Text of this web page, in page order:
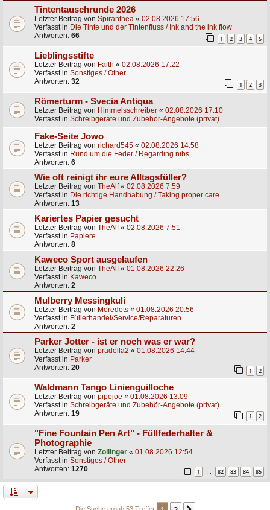
Tintentauschrunde 2026
Letzter Beitrag von Spiranthea « 02.08.2026 17:56
Verfasst in Die Tinte und der Tintenfluss / Ink and the ink flow
Antworten: 66 1 2 3 4 5
Lieblingsstifte
Letzter Beitrag von Faith « 02.08.2026 17:22
Verfasst in Sonstiges / Other
Antworten: 32 1 2 3
Römerturm - Svecia Antiqua
Letzter Beitrag von Himmelsschreiber « 02.08.2026 17:10
Verfasst in Schreibgeräte und Zubehör-Angebote (privat)
Fake-Seite Jowo
Letzter Beitrag von richard545 « 02.08.2026 14:58
Verfasst in Rund um die Feder / Regarding nibs
Antworten: 6
Wie oft reinigt ihr eure Alltagsfüller?
Letzter Beitrag von TheAlf« 02.08.2026 7:59
Verfasst in Die richtige Handhabung / Taking proper care
Antworten: 13
Kariertes Papier gesucht
Letzter Beitrag von TheAlf« 02.08.2026 7:51
Verfasst in Papiere
Antworten: 8
Kaweco Sport ausgelaufen
Letzter Beitrag von TheAlf« 01.08.2026 22:26
Verfasst in Kaweco
Antworten: 2
Mulberry Messingkuli
Letzter Beitrag von Moredots « 01.08.2026 20:56
Verfasst in Füllerhandel/Service/Reparaturen
Antworten: 2
Parker Jotter - ist er noch was er war?
Letzter Beitrag von pradella2 « 01.08.2026 14:44
Verfasst in Parker
Antworten: 20 1 2
Waldmann Tango Linienguilloche
Letzter Beitrag von pipejoe « 01.08.2026 13:09
Verfasst in Schreibgeräte und Zubehör-Angebote (privat)
Antworten: 19 1 2
"Fine Fountain Pen Art" - Füllfederhalter &
Photographie
Letzter Beitrag von Zollinger « 01.08.2026 12:54
Verfasst in Sonstiges / Other
Antworten: 1270 1 … 82 83 84 85